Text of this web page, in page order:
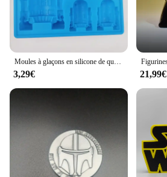
Moules à glaçons en silicone de qualité alimentaire Star VAN, bricolage créatif de dessin animé, outils de boule de cocktail de whisky, fournitures de cuisson de cuisine
3,29€ 21,99€